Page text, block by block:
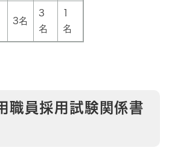
3名
3
名
名
職員採用試験関係書